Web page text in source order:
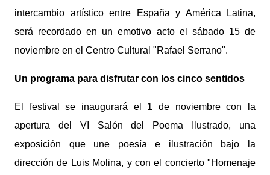
intercambio artístico entre España y América Latina,
será recordado en un emotivo acto el sábado 15 de
noviembre en el Centro Cultural "Rafael Serrano".
Un programa para disfrutar con los cinco sentidos
El festival se inaugurará el 1 de noviembre con la
apertura del VI Salón del Poema Ilustrado, una
exposición que une poesía e ilustración bajo la
dirección de Luis Molina, y con el concierto "Homenaje